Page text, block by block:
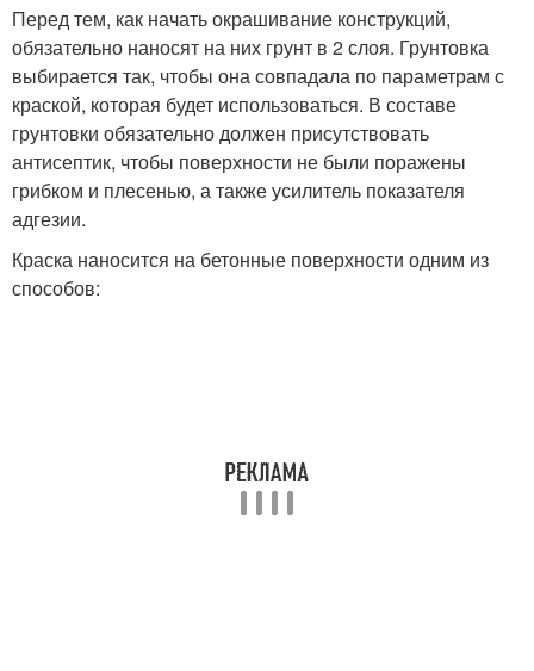
Перед тем, как начать окрашивание конструкций,
обязательно наносят на них грунт в 2 слоя. Грунтовка
выбирается так, чтобы она совпадала по параметрам с
краской, которая будет использоваться. В составе
грунтовки обязательно должен присутствовать
антисептик, чтобы поверхности не были поражены
грибком и плесенью, а также усилитель показателя
адгезии.
Краска наносится на бетонные поверхности одним из
способов: